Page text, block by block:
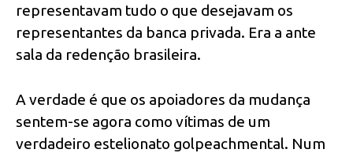
representavam tudo o que desejavam os
representantes da banca privada. Era a ante
sala da redenção brasileira.
A verdade é que os apoiadores da mudança
sentem-se agora como vítimas de um
verdadeiro estelionato golpeachmental. Num